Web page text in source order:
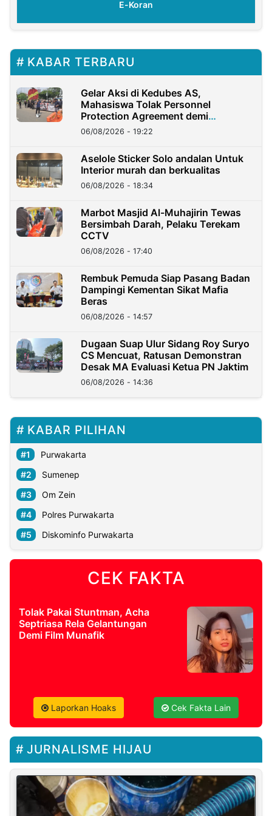
E-Koran
KABAR TERBARU
Gelar Aksi di Kedubes AS,
Mahasiswa Tolak Personnel
Protection Agreement demi
Kedaulatan Negara
06/08/2026 - 19:22
Aselole Sticker Solo andalan Untuk
Interior murah dan berkualitas
06/08/2026 - 18:34
Marbot Masjid Al-Muhajirin Tewas
Bersimbah Darah, Pelaku Terekam
CCTV
06/08/2026 - 17:40
Rembuk Pemuda Siap Pasang Badan
Dampingi Kementan Sikat Mafia
Beras
06/08/2026 - 14:57
Dugaan Suap Ulur Sidang Roy Suryo
CS Mencuat, Ratusan Demonstran
Desak MA Evaluasi Ketua PN Jaktim
06/08/2026 - 14:36
KABAR PILIHAN
Purwakarta
Sumenep
Om Zein
Polres Purwakarta
Diskominfo Purwakarta
CEK FAKTA
Tolak Pakai Stuntman, Acha
Septriasa Rela Gelantungan
Demi Film Munafik
Laporkan Hoaks Cek Fakta Lain
JURNALISME HIJAU